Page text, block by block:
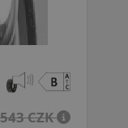
4 288 CZK